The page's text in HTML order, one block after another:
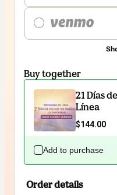
Buy together
21 Días
Línea
$144.00
Add to purchase
Order details